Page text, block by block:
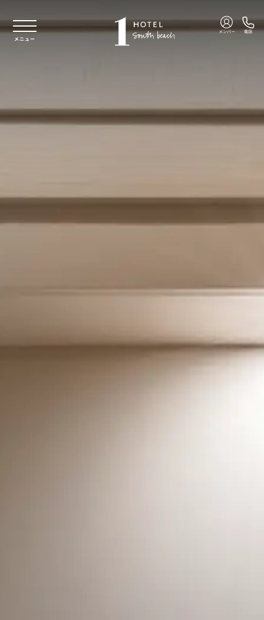
メニュー
メンバー 電話